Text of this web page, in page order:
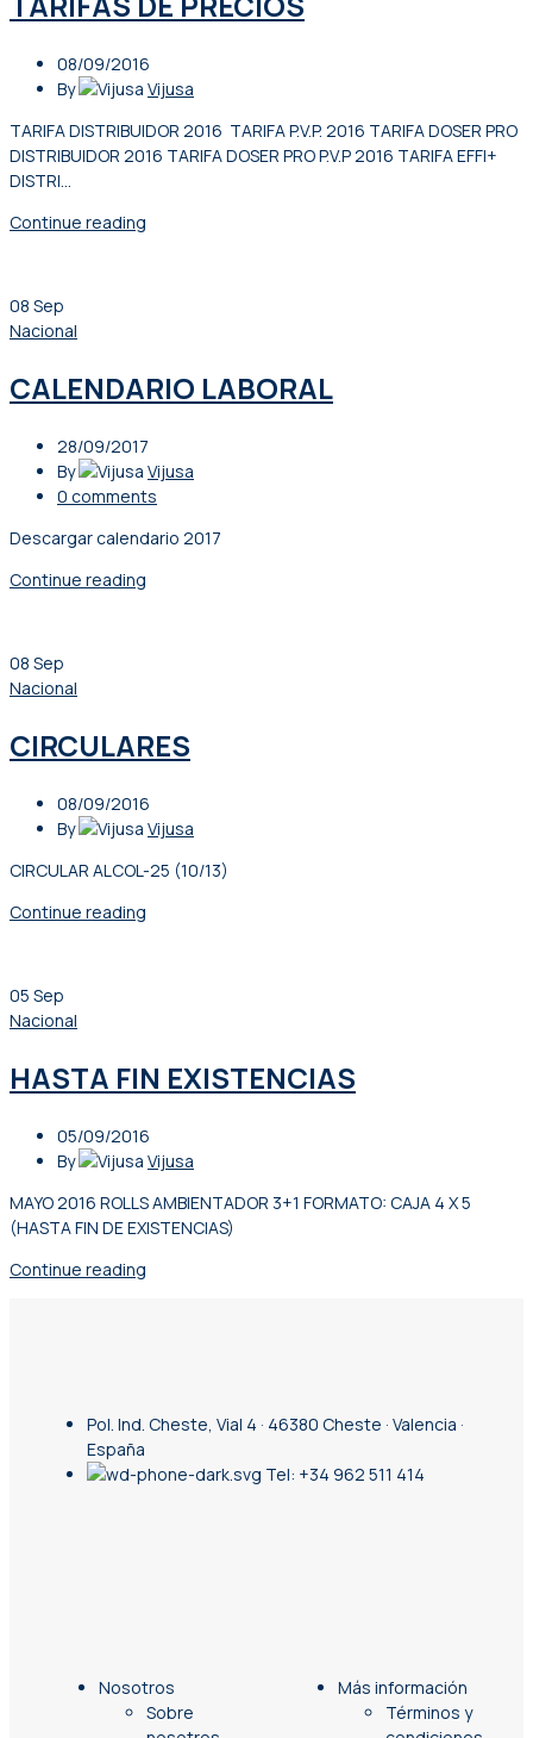
08/09/2016
By
Vijusa
TARIFA DISTRIBUIDOR 2016 TARIFA P.V.P. 2016 TARIFA DOSER PRO
DISTRIBUIDOR 2016 TARIFA DOSER PRO P.V.P 2016 TARIFA EFFI+
DISTRI...
Continue reading
08 Sep
Nacional
CALENDARIO LABORAL
28/09/2017
By
Vijusa
0 comments
Descargar calendario 2017
Continue reading
08 Sep
Nacional
CIRCULARES
08/09/2016
By
Vijusa
CIRCULAR ALCOL-25 (10/13)
Continue reading
05 Sep
Nacional
HASTA FIN EXISTENCIAS
05/09/2016
By
Vijusa
MAYO 2016 ROLLS AMBIENTADOR 3+1 FORMATO: CAJA 4 X 5
(HASTA FIN DE EXISTENCIAS)
Continue reading
Pol. Ind. Cheste, Vial 4 · 46380 Cheste · Valencia ·
España
Tel: +34 962 511 414
Nosotros
Sobre
Más información
Términos y